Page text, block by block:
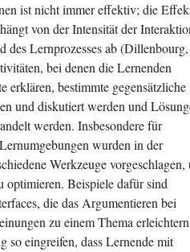
ist nicht immer effektiv; die
von der Intensität der
des Lernprozesses ab
bei denen die Lernenden
erklären, bestimmte gegensätzliche
und diskutiert werden und
werden. Insbesondere für
wurden in der
Werkzeuge vorgeschlagen,
optimieren. Beispiele dafür sind
die das Argumentieren bei
zu einem Thema
so eingreifen, dass Lernende mit